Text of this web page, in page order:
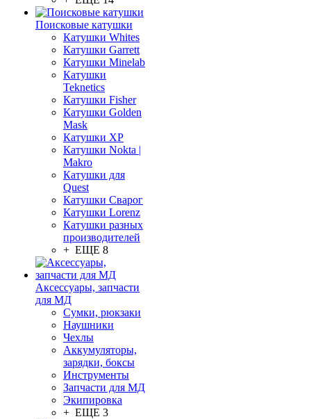
Поисковые катушки
Катушки Whites
Катушки Garrett
Катушки Minelab
Катушки
Teknetics
Катушки Fisher
Катушки Golden
Mask
Катушки XP
Катушки Nokta |
Makro
Катушки для
Quest
Катушки Сварог
Катушки Lorenz
Катушки разных
производителей
+ ЕЩЕ 8
Аксессуары, запчасти
для МД
Сумки, рюкзаки
Наушники
Чехлы
Аккумуляторы,
зарядки, боксы
Инструменты
Запчасти для МД
Экипировка
+ ЕЩЕ 3